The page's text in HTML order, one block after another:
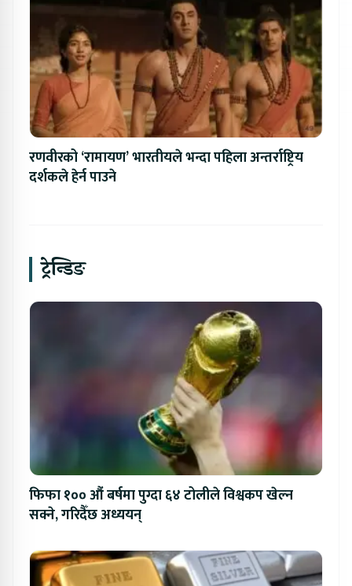
रणवीरको ‘रामायण’ भारतीयले भन्दा पहिला अन्तर्राष्ट्रिय
दर्शकले हेर्न पाउने
ट्रेन्डिङ
फिफा १०० औं बर्षमा पुग्दा ६४ टोलीले विश्वकप खेल्न
सक्ने, गरिदैँछ अध्ययन्